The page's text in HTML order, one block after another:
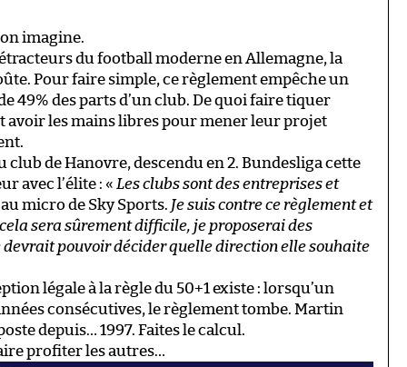
imagine.
du football moderne en Allemagne, la
Pour faire simple, ce règlement empêche un
49% des parts d’un club. De quoi faire tiquer
les mains libres pour mener leur projet
club de Hanovre, descendu en 2. Bundesliga cette
avec l’élite : « Les clubs sont des entreprises et
micro de Sky Sports. Je suis contre ce règlement et
sera sûrement difficile, je proposerai des
pouvoir décider quelle direction elle souhaite
légale à la règle du 50+1 existe : lorsqu’un
consécutives, le règlement tombe. Martin
depuis… 1997. Faites le calcul.
profiter les autres…